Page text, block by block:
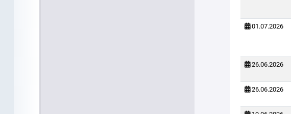
01.07.2026
26.06.2026
26.06.2026